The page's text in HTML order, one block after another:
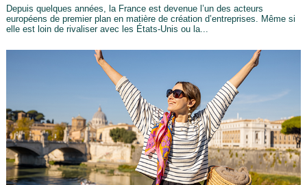
Depuis quelques années, la France est devenue l’un des acteurs
européens de premier plan en matière de création d’entreprises. Même si
elle est loin de rivaliser avec les États-Unis ou la...